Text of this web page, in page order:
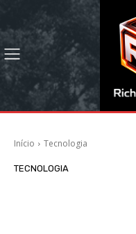
Início Tecnologia
TECNOLOGIA